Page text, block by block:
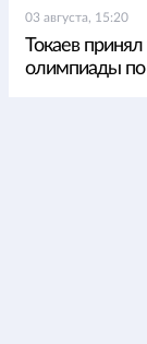
03 августа, 15:20
Токаев
олимпиады